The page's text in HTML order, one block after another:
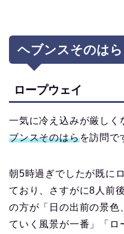
ヘブンスそのはら
ロープウェイ
一気に冷え込みが厳しく
ブンスそのはらを訪問で
朝5時過ぎでしたが既に
ており、さすがに8人前
の方が「日の出前の景色
ていく風景が一番」「ロ